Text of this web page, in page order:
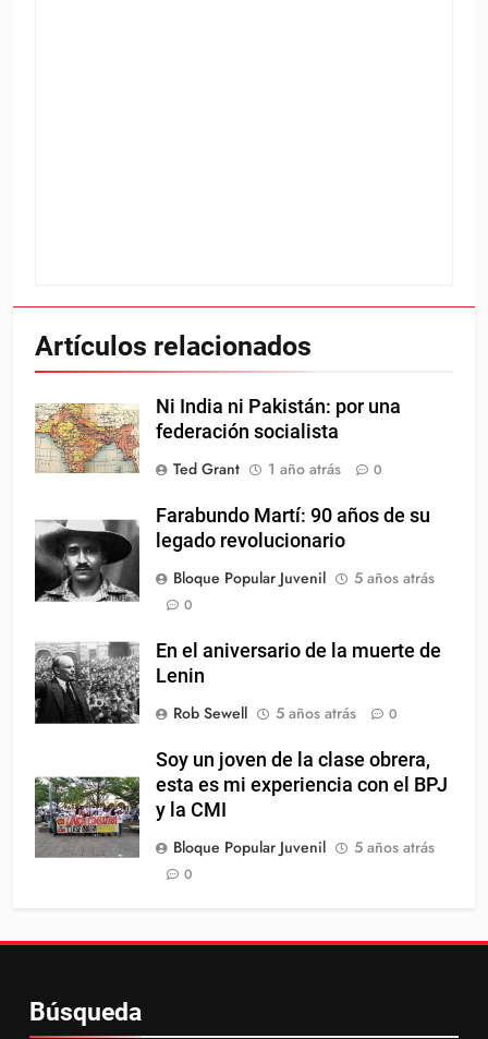
Artículos relacionados
Ni India ni Pakistán: por una
federación socialista
Ted Grant
1 año atrás 0
Farabundo Martí: 90 años de su
legado revolucionario
Bloque Popular Juvenil
5 años atrás
0
En el aniversario de la muerte de
Lenin
Rob Sewell
5 años atrás 0
Soy un joven de la clase obrera,
esta es mi experiencia con el BPJ
y la CMI
Bloque Popular Juvenil
5 años atrás
0
Búsqueda